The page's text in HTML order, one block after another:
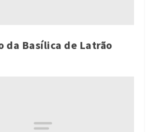
da Basílica de Latrão